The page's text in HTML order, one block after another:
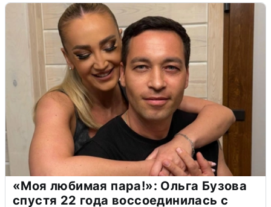
«Моя любимая пара!»: Ольга Бузова
спустя 22 года воссоединилась с